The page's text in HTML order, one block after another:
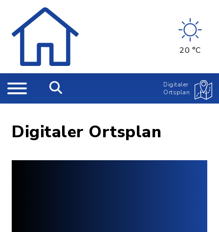
20 °C
Digitaler
Ortsplan
Digitaler Ortsplan